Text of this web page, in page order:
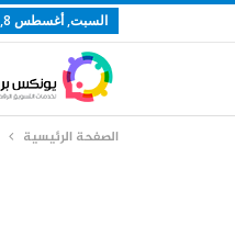
السبت, أغسطس 8, 2026
الصفحة الرئيسية